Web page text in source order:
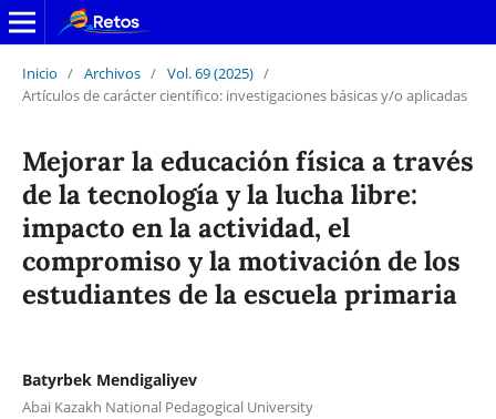
Inicio / Archivos / Vol. 69 (2025) /
Artículos de carácter científico: investigaciones básicas y/o aplicadas
Mejorar la educación física a través
de la tecnología y la lucha libre:
impacto en la actividad, el
compromiso y la motivación de los
estudiantes de la escuela primaria
Batyrbek Mendigaliyev
Abai Kazakh National Pedagogical University